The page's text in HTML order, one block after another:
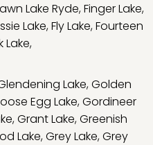
Lake Ryde,Finger Lake,
Lake,Fly Lake,Fourteen
Lake,
Lake,Golden
Egg Lake,Gordineer
,Grant Lake,Greenish
Lake,Grey Lake,Grey